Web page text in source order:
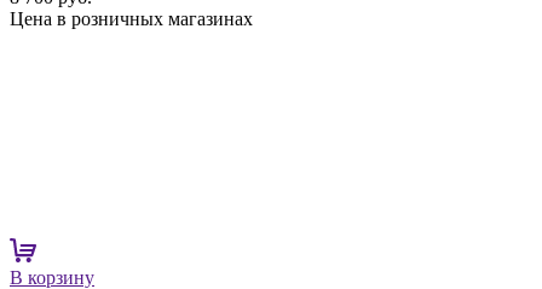
Цена в розничных магазинах
В корзину